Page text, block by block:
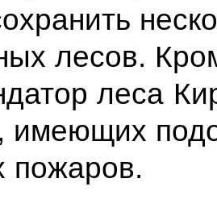
лесов.
леса
имеющих
пожаров.